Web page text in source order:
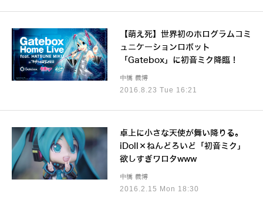
2016.8.23 Tue 16:21
【萌え死】世界初のホログラムコミ
ュニケーションロボット
「Gatebox」に初音ミク降臨！
中橋 義博
2016.2.15 Mon 18:30
卓上に小さな天使が舞い降りる。
iDoll×ねんどろいど「初音ミク」
欲しすぎワロタwww
中橋 義博